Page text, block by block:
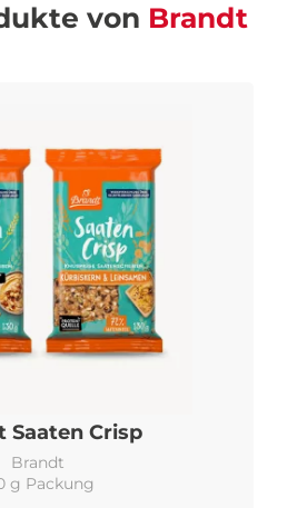
von Brandt
Saaten Crisp
Brandt
g Packung